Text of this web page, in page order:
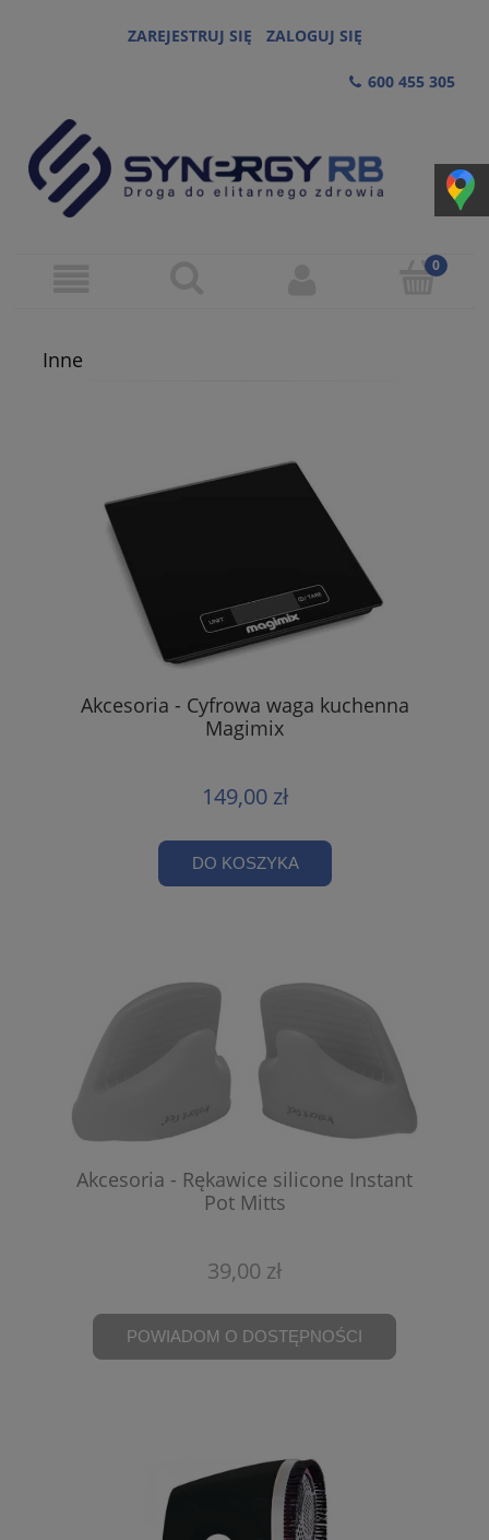
ZAREJESTRUJ SIĘ ZALOGUJ SIĘ
600 455 305
Inne
Akcesoria - Cyfrowa waga kuchenna
Magimix
149,00 zł
DO KOSZYKA
Akcesoria - Rękawice silicone Instant
Pot Mitts
39,00 zł
POWIADOM O DOSTĘPNOŚCI